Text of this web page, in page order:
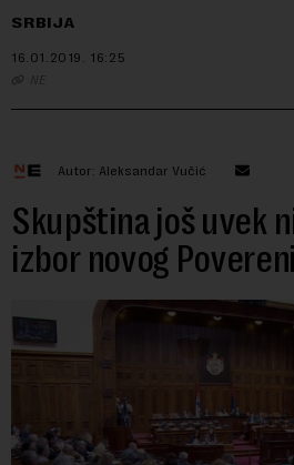
SRBIJA
16.01.2019. 16:25
NE
Autor: Aleksandar Vučić
Skupština još uvek
izbor novog